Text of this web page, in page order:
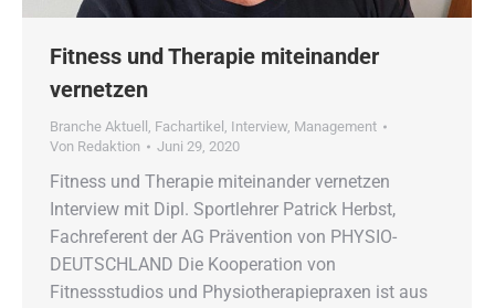
Fitness und Therapie miteinander
vernetzen
Branche Aktuell , Fachartikel , Interview, Management
Von Redaktion Juni 29, 2020
Fitness und Therapie miteinander vernetzen
Interview mit Dipl. Sportlehrer Patrick Herbst,
Fachreferent der AG Prävention von PHYSIO-
DEUTSCHLAND Die Kooperation von
Fitnessstudios und Physiotherapiepraxen ist aus